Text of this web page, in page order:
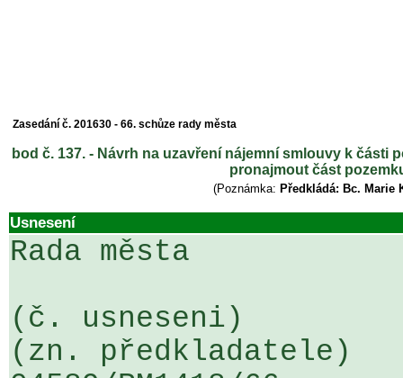
Zasedání č. 201630 - 66. schůze rady města
bod č. 137. - Návrh na uzavření nájemní smlouvy k části
pronajmout část
(Poznámka: Předkládá: Bc.
Usnesení
Rada města
(č. usneseni)
(zn. předkladatele)